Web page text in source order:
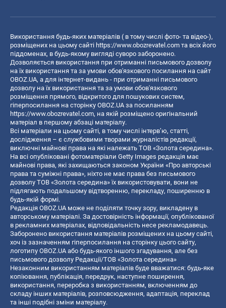
Використання будь-яких матеріалів ( в тому числі фото- та відео-),
розміщених на цьому сайті https://www.obozrevatel.com та всіх його
піддоменах, в будь-якому вигляді суворо заборонено.
Дозволяється використання при отриманні письмового дозволу
на їх використання та за умови обов'язкового посилання на сайт
OBOZ.UA, а для інтернет-видань - при отриманні письмового
дозволу на їх використання та за умови обов'язкового
розміщення прямого, відкритого для пошукових систем,
гіперпосилання на сторінку OBOZ.UA за посиланням
https://www.obozrevatel.com, на якій розміщено оригінальний
матеріал в першому абзаці матеріалу.
Всі матеріали на цьому сайті, в тому числі інтерв’ю, статті,
дослідження – є службовими творами журналістів редакції,
виключні майнові права на які належать ТОВ «Золота середина».
На всі опубліковані фотоматеріали Getty Images редакція має
майнові права, які захищаються законом України «Про авторські
права та суміжні права», ніхто не має права без письмового
дозволу ТОВ «Золота середина» їх використовувати, вони не
підлягають подальшому відтворенню, перекладу, поширенню в
будь-якій формі.
Редакція OBOZ.UA може не поділяти точку зору, викладену в
авторському матеріалі. За достовірність інформації, опублікованої
в рекламних матеріалах, відповідальність несе рекламодавець.
Заборонено використання матеріалів розміщених на цьому сайті,
хоч із зазначенням гіперпосилання на сторінку цього сайту,
логотипу OBOZ.UA або будь-якого іншого згадування, але без
письмового дозволу Редакції/ТОВ «Золота середина»
Незаконним використанням матеріалів буде вважатися: будь-яке
копiювання, публiкацiя, передрук, наступне поширення,
використання, переробка з використанням, включенням до
складу інших матеріалів, розповсюдження, адаптація, переклад
та інші подібні зміни матеріалу.